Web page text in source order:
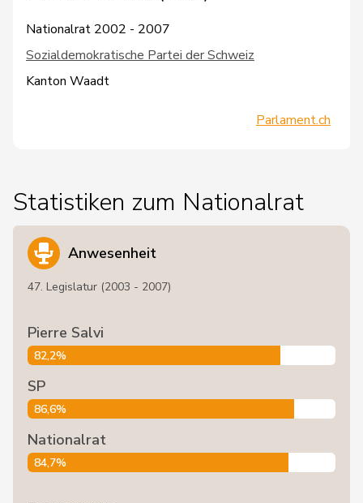
Nationalrat 2002 - 2007
Sozialdemokratische Partei der Schweiz
Kanton Waadt
Parlament.ch
Statistiken zum Nationalrat
Anwesenheit
47. Legislatur (2003 - 2007)
Pierre Salvi
82,2%
SP
86,6%
Nationalrat
84,7%